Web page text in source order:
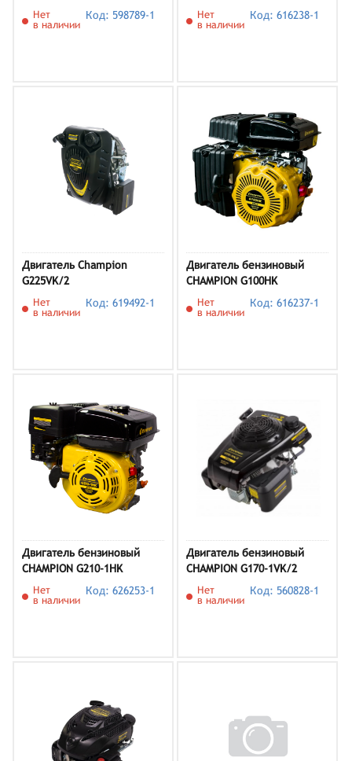
Нет
в наличии
Код: 598789-1
Нет
в наличии
Код: 616238-1
Двигатель Champion
G225VK/2
Нет
в наличии
Код: 619492-1
Двигатель бензиновый
CHAMPION G100HK
Нет
в наличии
Код: 616237-1
Двигатель бензиновый
CHAMPION G210-1HK
Нет
в наличии
Код: 626253-1
Двигатель бензиновый
CHAMPION G170-1VK/2
Нет
в наличии
Код: 560828-1